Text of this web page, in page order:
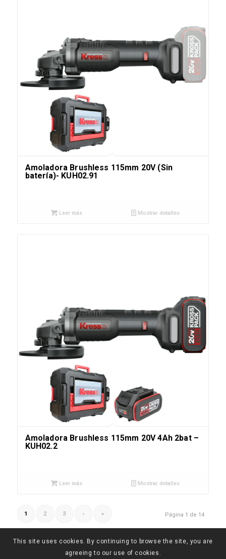
Amoladora Brushless 115mm 20V (Sin
batería)- KUH02.91
Leer más Mostrar detalles
Amoladora Brushless 115mm 20V 4Ah 2bat –
KUH02.2
Leer más Mostrar detalles
Página 1 de 14
1 2 3 › »
This site uses cookies. By continuing to browse the site, you are
agreeing to our use of cookies.